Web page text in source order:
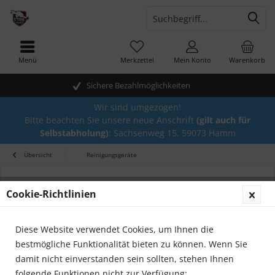
Sichere Bezahlmöglichkeiten
Warenkorb
Merkzettel Mein Konto
Menü
Wir sind umgezogen!
Bitte beachten Sie unsere neue Anschrift (gilt auch für
Selbstabholung): Sachsenweg 15, 59073 Hamm
Übersicht Reinigungsgeräte
Cookie-Richtlinien
Diese Website verwendet Cookies, um Ihnen die
bestmögliche Funktionalität bieten zu können. Wenn Sie
damit nicht einverstanden sein sollten, stehen Ihnen